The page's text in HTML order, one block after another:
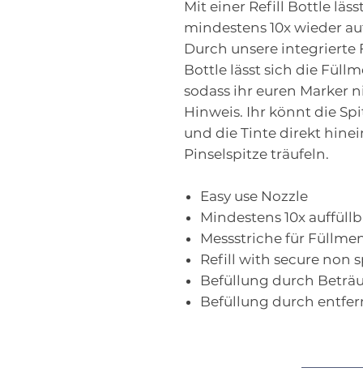
Mit einer Refill Bottle
mindestens 10x wieder
Durch unsere integrierte
Bottle lässt sich die
sodass ihr euren Marker
Hinweis. Ihr könnt die
und die Tinte direkt
Pinselspitze träufeln.
Easy use Nozzle
Mindestens 10x
Messstriche für
Refill with secure non
Befüllung durch
Befüllung durch